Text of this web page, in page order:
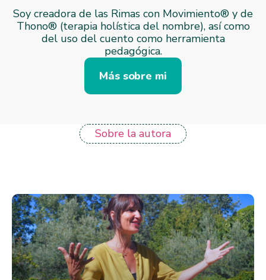
Soy creadora de las Rimas con Movimiento® y de
Thono® (terapia holística del nombre), así como
del uso del cuento como herramienta
pedagógica.
Más sobre mi
Sobre la autora